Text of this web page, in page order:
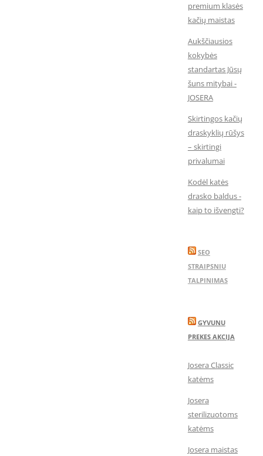
premium klasės
kačių maistas
Aukščiausios
kokybės
standartas Jūsų
šuns mitybai -
JOSERA
Skirtingos kačių
draskyklių rūšys
– skirtingi
privalumai
Kodėl katės
drasko baldus -
kaip to išvengti?
SEO
STRAIPSNIU
TALPINIMAS
GYVUNU
PREKES AKCIJA
Josera Classic
katėms
Josera
sterilizuotoms
katėms
Josera maistas